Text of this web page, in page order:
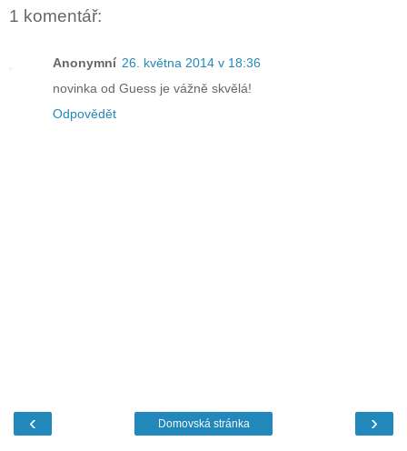
1 komentář:
Anonymní 26. května 2014 v 18:36
novinka od Guess je vážně skvělá!
Odpovědět
‹ ›
Domovská stránka